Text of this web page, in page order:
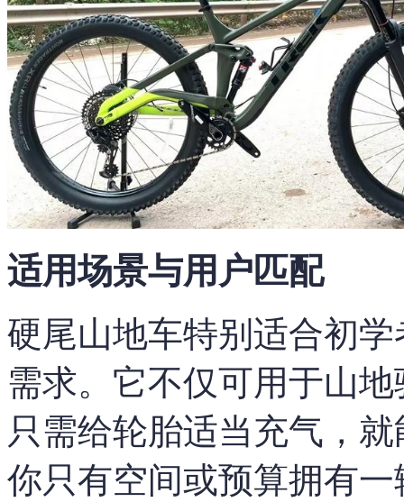
适用场景与用户匹配
硬尾山地车特别适合初
需求。它不仅可用于山
只需给轮胎适当充气，
你只有空间或预算拥有